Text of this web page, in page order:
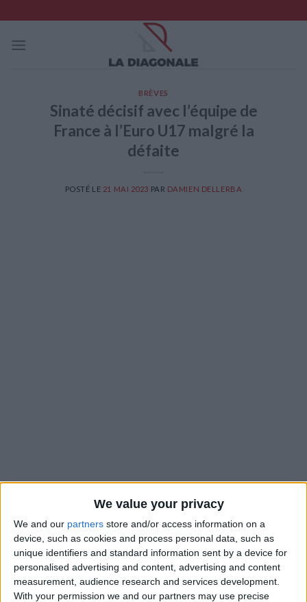
We value your privacy
We and our partners store and/or access information on a
device, such as cookies and process personal data, such as
unique identifiers and standard information sent by a device for
personalised advertising and content, advertising and content
measurement, audience research and services development.
With your permission we and our partners may use precise
to
content
BRÈVES
Sinaté décisif avec l’équipe de
France à l’Euro U17 malgré la
défaite
POSTÉ LE 21 MAI 2023 PAR DAMIEN DELLERBA
L’équipe de France s’est inclinée samedi contre l’Allemagne (1-
3) malgré la présence des trois jeunes Monégasques dans son
onze de départ. Dan Sinaté, Saïmon Bouabré et Joan Tincres
ont été titularisés par Jean-Luc Vannuchi mais seul le premier